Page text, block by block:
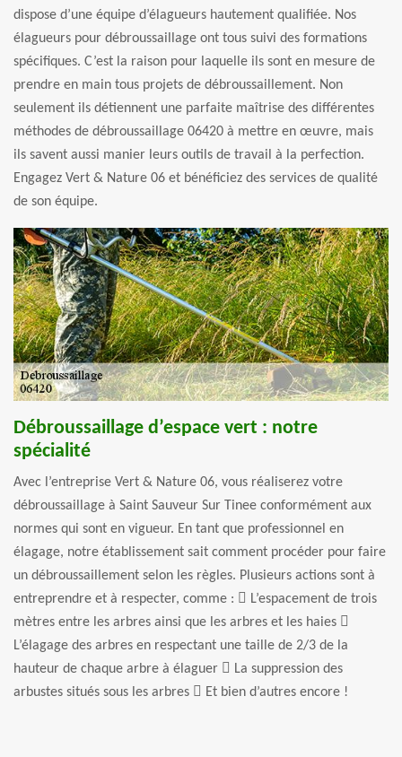
dispose d’une équipe d’élagueurs hautement qualifiée. Nos
élagueurs pour débroussaillage ont tous suivi des formations
spécifiques. C’est la raison pour laquelle ils sont en mesure de
prendre en main tous projets de débroussaillement. Non
seulement ils détiennent une parfaite maîtrise des différentes
méthodes de débroussaillage 06420 à mettre en œuvre, mais
ils savent aussi manier leurs outils de travail à la perfection.
Engagez Vert & Nature 06 et bénéficiez des services de qualité
de son équipe.
Débroussaillage d’espace vert : notre
spécialité
Avec l’entreprise Vert & Nature 06, vous réaliserez votre
débroussaillage à Saint Sauveur Sur Tinee conformément aux
normes qui sont en vigueur. En tant que professionnel en
élagage, notre établissement sait comment procéder pour faire
un débroussaillement selon les règles. Plusieurs actions sont à
entreprendre et à respecter, comme :  L’espacement de trois
mètres entre les arbres ainsi que les arbres et les haies 
L’élagage des arbres en respectant une taille de 2/3 de la
hauteur de chaque arbre à élaguer  La suppression des
arbustes situés sous les arbres  Et bien d’autres encore !